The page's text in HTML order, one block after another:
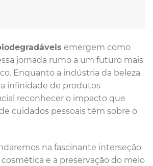
emergem como
jornada rumo a um futuro mais
Enquanto a indústria da beleza
infinidade de produtos
reconhecer o impacto que
cuidados pessoais têm sobre o
na fascinante interseção
e a preservação do meio